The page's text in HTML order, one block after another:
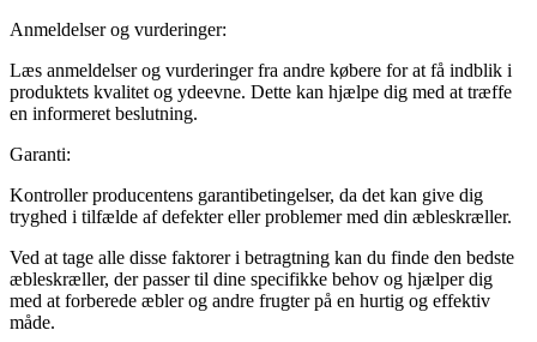
Anmeldelser og vurderinger:
Læs anmeldelser og vurderinger fra andre købere for at få indblik i
produktets kvalitet og ydeevne. Dette kan hjælpe dig med at træffe
en informeret beslutning.
Garanti:
Kontroller producentens garantibetingelser, da det kan give dig
tryghed i tilfælde af defekter eller problemer med din æbleskræller.
Ved at tage alle disse faktorer i betragtning kan du finde den bedste
æbleskræller, der passer til dine specifikke behov og hjælper dig
med at forberede æbler og andre frugter på en hurtig og effektiv
måde.